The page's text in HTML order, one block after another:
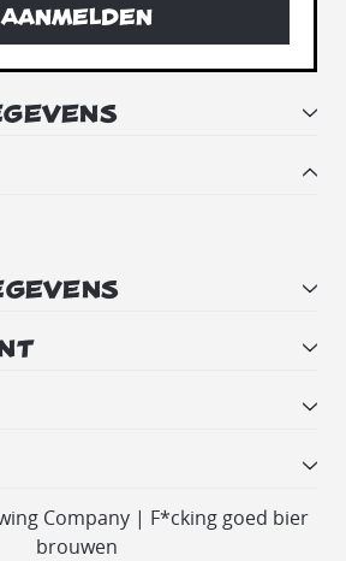
Aanmelden
Company | F*cking goed bier
brouwen